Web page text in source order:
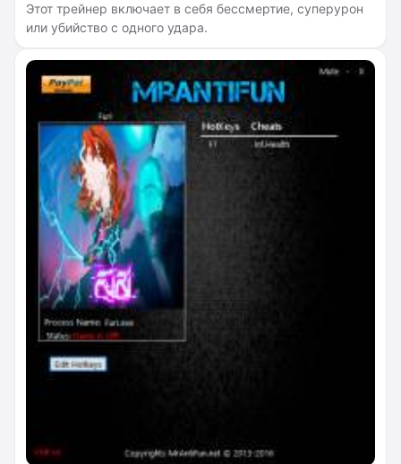
Этот трейнер включает в себя бессмертие, суперурон
или убийство с одного удара.